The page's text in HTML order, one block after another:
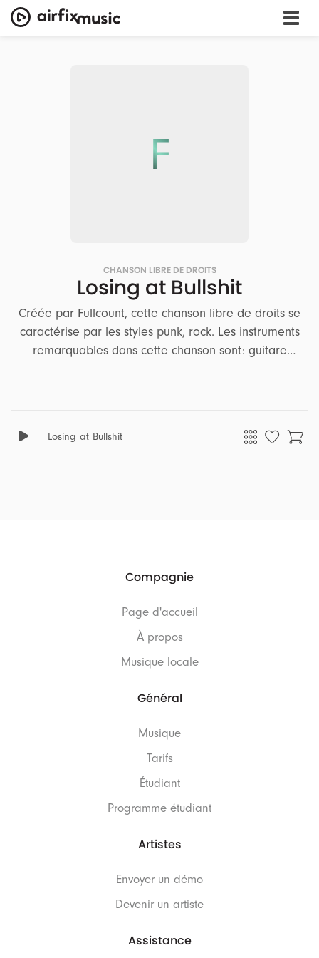
F
CHANSON LIBRE DE DROITS
Losing at Bullshit
Créée par Fullcount, cette chanson libre de droits se
caractérise par les styles punk, rock. Les instruments
remarquables dans cette chanson sont: guitare
projets qui gravitent autour des thèmes suivant: sports,
Losing at Bullshit
Compagnie
Page d'accueil
À propos
Musique locale
Général
Musique
Tarifs
Étudiant
Programme étudiant
Artistes
Envoyer un démo
Devenir un artiste
Assistance